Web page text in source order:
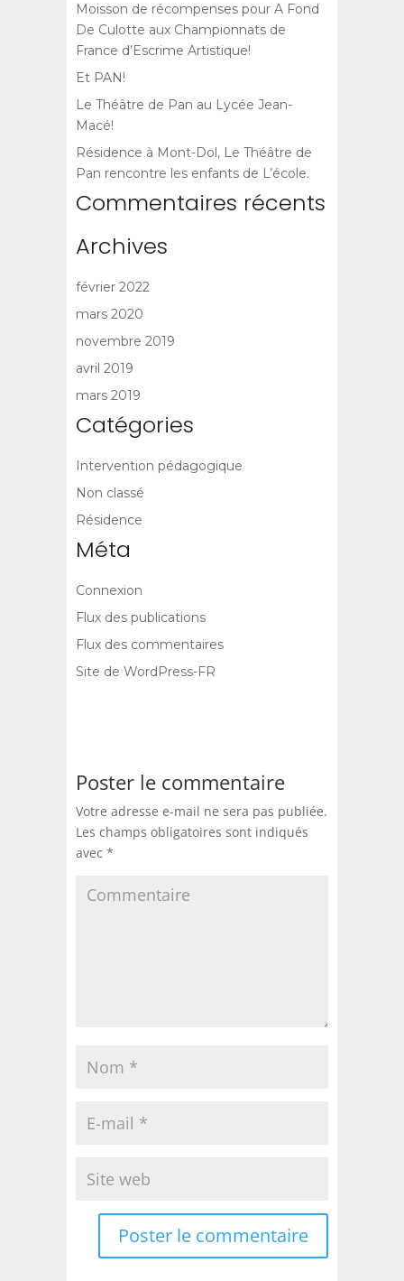
Moisson de récompenses pour A Fond
De Culotte aux Championnats de
France d’Escrime Artistique!
Et PAN!
Le Théâtre de Pan au Lycée Jean-
Macé!
Résidence à Mont-Dol, Le Théâtre de
Pan rencontre les enfants de L’école.
Commentaires récents
Archives
février 2022
mars 2020
novembre 2019
avril 2019
mars 2019
Catégories
Intervention pédagogique
Non classé
Résidence
Méta
Connexion
Flux des publications
Flux des commentaires
Site de WordPress-FR
Poster le commentaire
Votre adresse e-mail ne sera pas publiée.
Les champs obligatoires sont indiqués
avec *